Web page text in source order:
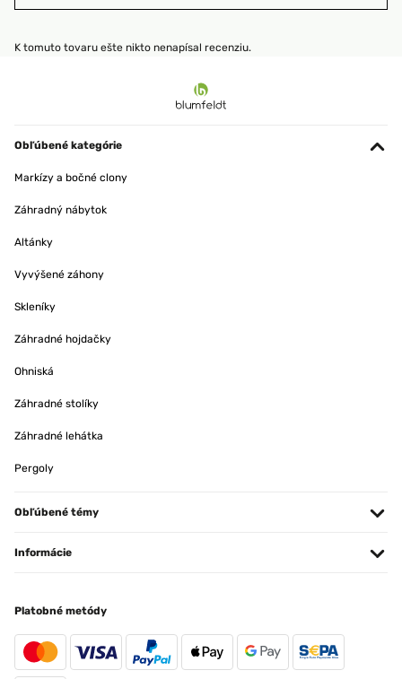
K tomuto tovaru ešte nikto nenapísal recenziu.
Obľúbené kategórie
Markízy a bočné clony
Záhradný nábytok
Altánky
Vyvýšené záhony
Skleníky
Záhradné hojdačky
Ohniská
Záhradné stolíky
Záhradné lehátka
Pergoly
Obľúbené témy
Informácie
Platobné metódy